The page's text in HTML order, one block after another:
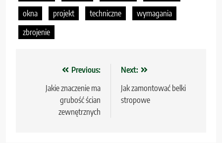
okna
projekt techniczne
wymagania
zbrojenie
Nawigacja
wpisu
Previous:
Jakie znaczenie ma
grubość ścian
zewnętrznych
Next:
Jak zamontować belki
stropowe